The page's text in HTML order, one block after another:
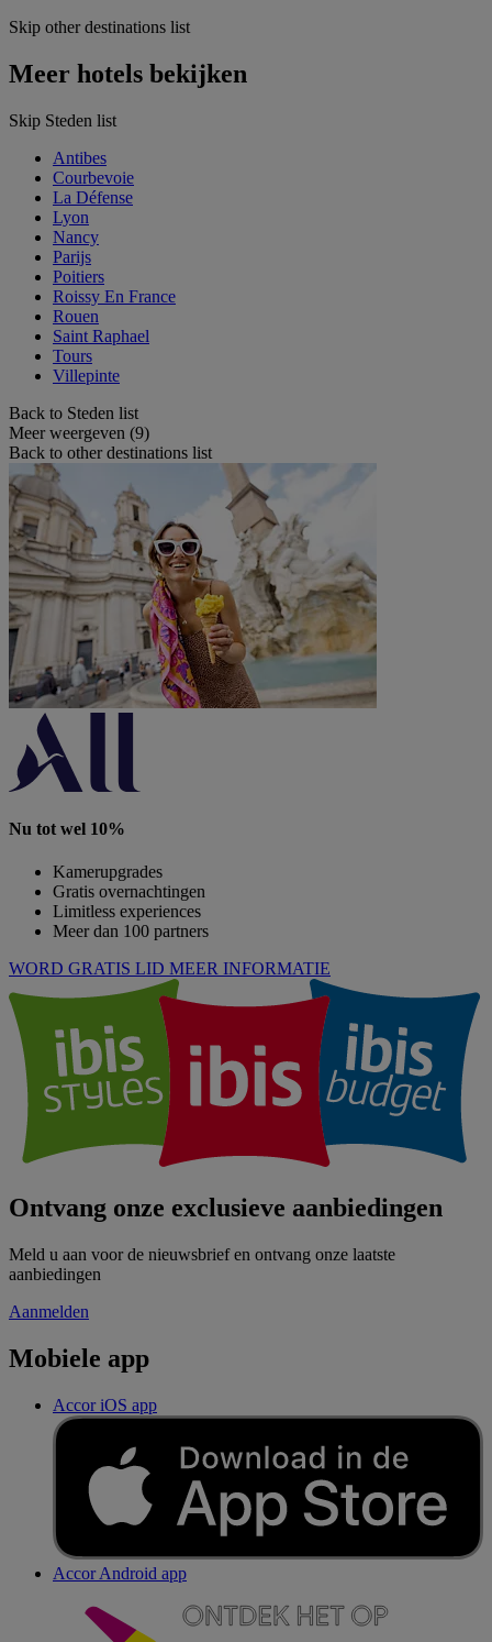
Skip other destinations list
Meer hotels bekijken
Skip Steden list
Antibes
Courbevoie
La Défense
Lyon
Nancy
Parijs
Poitiers
Roissy En France
Rouen
Saint Raphael
Tours
Villepinte
Back to Steden list
Meer weergeven (9)
Back to other destinations list
Nu tot wel 10%
Kamerupgrades
Gratis overnachtingen
Limitless experiences
Meer dan 100 partners
WORD GRATIS LID MEER INFORMATIE
Ontvang onze exclusieve aanbiedingen
Meld u aan voor de nieuwsbrief en ontvang onze laatste
aanbiedingen
Aanmelden
Mobiele app
Accor iOS app
Accor Android app